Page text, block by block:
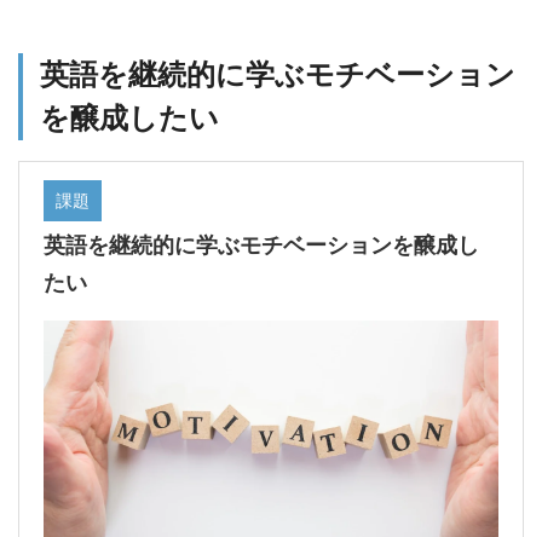
英語を継続的に学ぶモチベーション
を醸成したい
課題
英語を継続的に学ぶモチベーションを醸成し
たい